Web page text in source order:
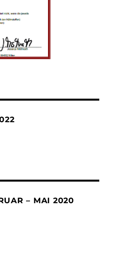
– MAI 2020